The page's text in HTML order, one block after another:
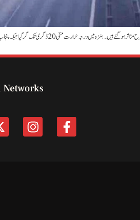
پنجاب، خیبرپختونخوا اور سندھ میں دھند کے باعث متعدد موٹرویز بند کر دی گئیں۔